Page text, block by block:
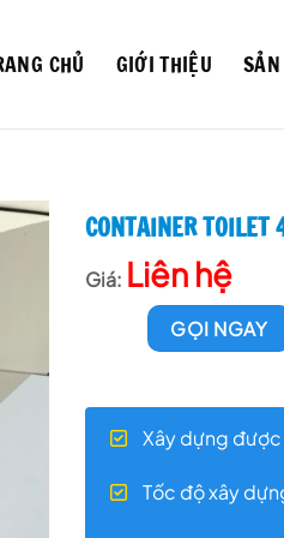
CHỦ GIỚI THIỆU
CONTAINER TOILET
Liên hệ
GỌI NGAY
Xây dựng
Tốc độ xây